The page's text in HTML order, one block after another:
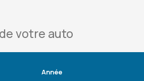
votre auto
Année